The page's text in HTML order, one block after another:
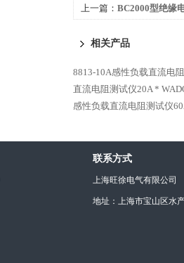
上一篇： BC2000型绝缘
相关产品
8813-10A感性负载直流电
直流电阻测试仪20A *
感性负载直流电阻测试仪
联系方式
上海旺徐电气有限公司
地址：上海市宝山区水